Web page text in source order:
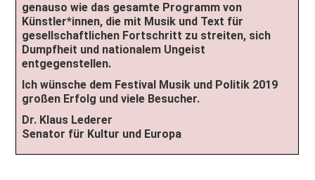
genauso wie das gesamte Programm von
Künstler*innen, die mit Musik und Text für
gesellschaftlichen Fortschritt zu streiten, sich
Dumpfheit und nationalem Ungeist
entgegenstellen.
Ich wünsche dem Festival Musik und Politik 2019
großen Erfolg und viele Besucher.
Dr. Klaus Lederer
Senator für Kultur und Europa